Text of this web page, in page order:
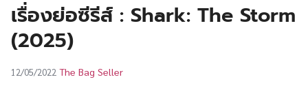
เรื่องย่อซีรีส์ : Shark: The Storm
(2025)
12/05/2022 The Bag Seller